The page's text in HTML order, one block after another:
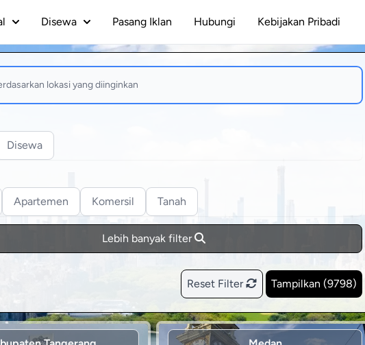
Disewa Pasang Iklan Hubungi Kebijakan Pribadi
Disewa
Apartemen Komersil Tanah
Lebih banyak filter
Reset Filter Tampilkan (9798)